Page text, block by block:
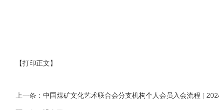
【打印正文】
上一条： 中国煤矿文化艺术联合会分支机构个人会员入会流程 [